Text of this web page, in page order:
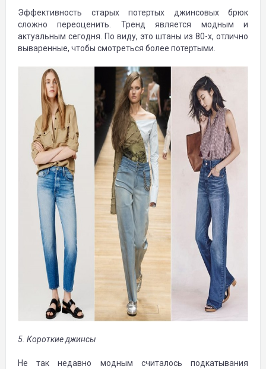
Эффективность старых потертых джинсовых брюк
сложно переоценить. Тренд является модным и
актуальным сегодня. По виду, это штаны из 80-х, отлично
вываренные, чтобы смотреться более потертыми.
5. Короткие джинсы
Не так недавно модным считалось подкатывания